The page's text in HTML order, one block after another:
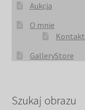
Aukcja
O mnie
Kontakt
GalleryStore
Szukaj obrazu